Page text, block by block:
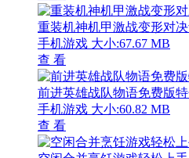
重装机神机甲激战变形对
手机游戏 大小:67.67 MB
查 看
前进英雄战队物语免费版
手机游戏 大小:60.82 MB
查 看